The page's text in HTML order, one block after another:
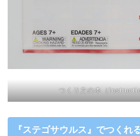
つくり方の本（
『ステゴサウルス』 でつくれ